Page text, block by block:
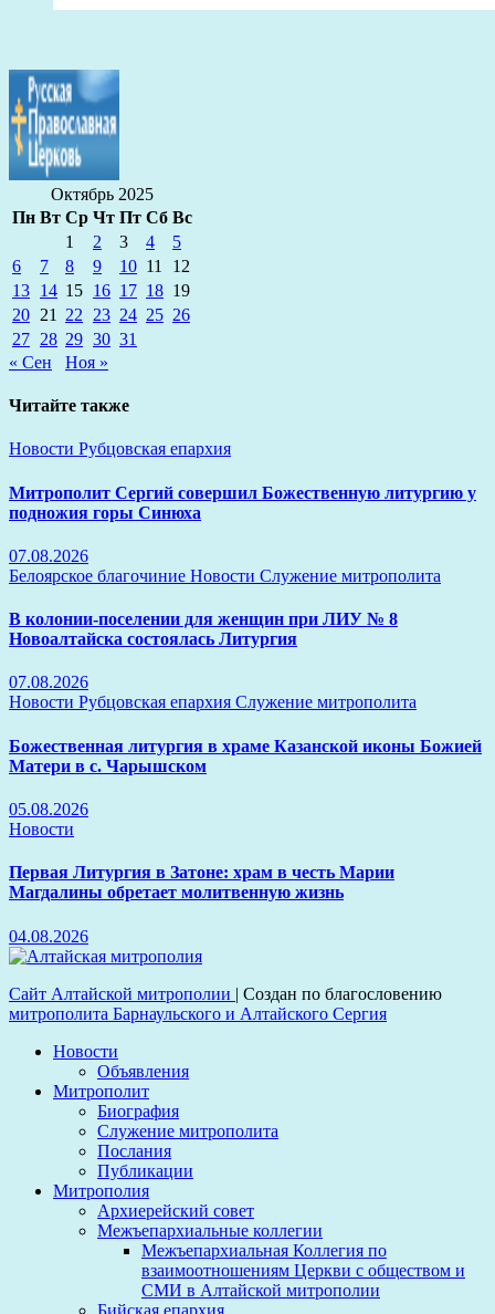
Октябрь 2025
Пн Вт Ср Чт Пт Сб Вс
1
2 3 4
5
6
7 8 9 10 11
12
13 14 15 16 17 18 19
20 21 22 23 24 25 26
27 28 29 30 31
« Сен
Ноя »
Читайте также
Новости Рубцовская епархия
Митрополит Сергий совершил Божественную литургию у
подножия горы Синюха
07.08.2026
Белоярское благочиние Новости Служение митрополита
В колонии-поселении для женщин при ЛИУ № 8
Новоалтайска состоялась Литургия
07.08.2026
Новости Рубцовская епархия Служение митрополита
Божественная литургия в храме Казанской иконы Божией
Матери в с. Чарышском
05.08.2026
Новости
Первая Литургия в Затоне: храм в честь Марии
Магдалины обретает молитвенную жизнь
04.08.2026
Сайт Алтайской митрополии | Создан по благословению
митрополита Барнаульского и Алтайского Сергия
Новости
Объявления
Митрополит
Биография
Служение митрополита
Послания
Публикации
Митрополия
Архиерейский совет
Межъепархиальные коллегии
Межъепархиальная Коллегия по
взаимоотношениям Церкви с обществом и
СМИ в Алтайской митрополии
Бийская епархия